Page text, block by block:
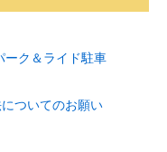
ーク＆ライド駐車
ついてのお願い